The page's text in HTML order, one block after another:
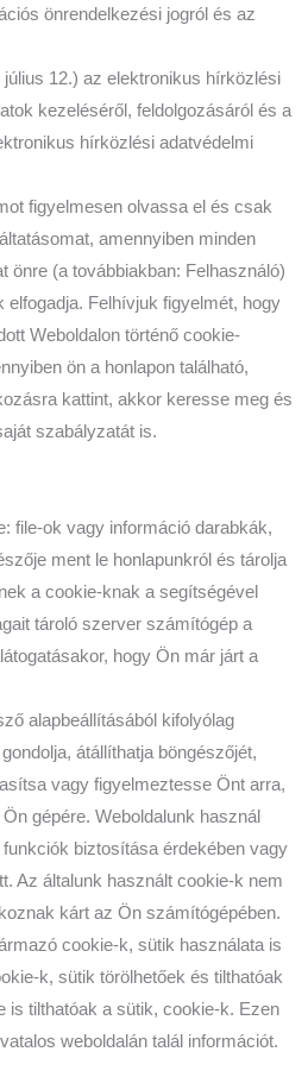
önrendelkezési jogról és az
12.) az elektronikus hírközlési
kezeléséről, feldolgozásáról és a
hírközlési adatvédelmi
figyelmesen olvassa el és csak
amennyiben minden
önre (a továbbiakban: Felhasználó)
elfogadja. Felhívjuk figyelmét, hogy
Weboldalon történő cookie-
ön a honlapon található,
kattint, akkor keresse meg és
szabályzatát is.
file-ok vagy információ darabkák,
ment le honlapunkról és tárolja
a cookie-knak a segítségével
tároló szerver számítógép a
hogy Ön már járt a
alapbeállításából kifolyólag
átállíthatja böngészőjét,
vagy figyelmeztesse Önt arra,
gépére. Weboldalunk használ
biztosítása érdekében vagy
Az általunk használt cookie-k nem
kárt az Ön számítógépében.
cookie-k, sütik használata is
k, sütik törölhetőek és tilthatóak
is tilthatóak a sütik, cookie-k. Ezen
weboldalán talál információt.